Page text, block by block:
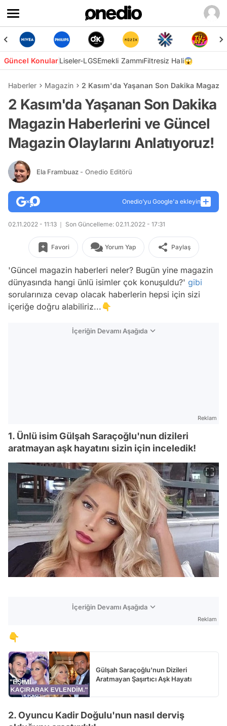
Güncel KonularLiseler-LGSEmekli ZammıFiltresiz Hali😱
Haberler Magazin 2 Kasım'da Yaşanan Son Dakika
2 Kasım'da Yaşanan Son Dakika
Magazin Haberlerini ve Güncel
Magazin Olaylarını Anlatıyoruz!
Ela Frambuaz - Onedio Editörü
Onedio’yu Google'a ekleyin
02.11.2022 - 11:13 Son Güncelleme: 02.11.2022 - 17:31
Favori Yorum Yap Paylaş
'Güncel magazin haberleri neler? Bugün yine magazin
dünyasında hangi ünlü isimler çok konuşuldu?' gibi
sorularınıza cevap olacak haberlerin hepsi için sizi
içeriğe doğru alabiliriz...👇
İçeriğin Devamı Aşağıda
Reklam
1. Ünlü isim Gülşah Saraçoğlu'nun dizileri
aratmayan aşk hayatını sizin için inceledik!
İçeriğin Devamı Aşağıda
Reklam
👇
Gülşah Saraçoğlu'nun Dizileri
Aratmayan Şaşırtıcı Aşk Hayatı
2. Oyuncu Kadir Doğulu'nun nasıl derviş